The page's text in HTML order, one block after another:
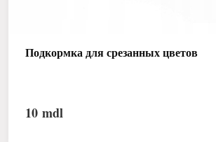
Подкормка для срезанных цветов
10 mdl